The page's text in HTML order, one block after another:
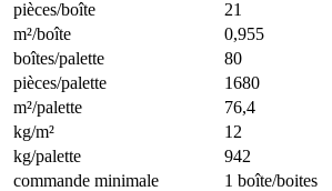
pièces/boîte
21
m²/boîte
0,955
boîtes/palette
80
pièces/palette
1680
m²/palette
76,4
kg/m²
12
kg/palette
942
commande minimale
1 boîte/boites